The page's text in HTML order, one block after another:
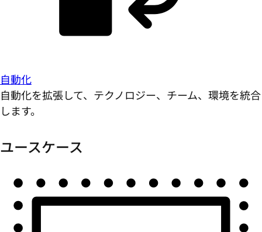
自動化
自動化を拡張して、テクノロジー、チーム、環境を統合
します。
ユースケース